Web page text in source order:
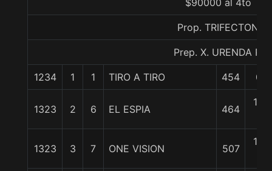
$90000 al 4to
Prop. TRIFECTON
Prep. X. URENDA P.
1234 1 1 TIRO A TIRO 454 0/0
1323 2 6 EL ESPIA 464
1 1/
1323 3 7 ONE VISION 507
1 1/